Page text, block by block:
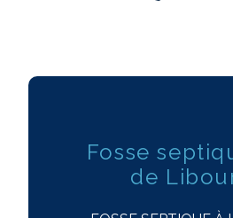
Fosse
de